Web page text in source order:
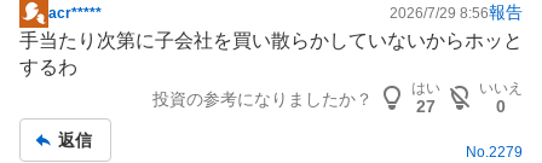
掲
示
板
acr***** 2026/7/29 8:56報告
手当たり次第に子会社を買い散らかしていないからホッと
するわ
投資の参考になりましたか？
はい
27
いいえ
0
返信
No.2279